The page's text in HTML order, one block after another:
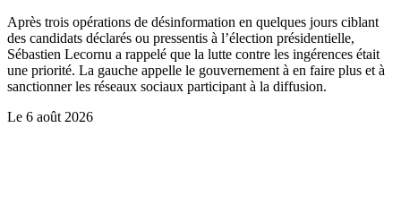
Après trois opérations de désinformation en quelques jours ciblant
des candidats déclarés ou pressentis à l’élection présidentielle,
Sébastien Lecornu a rappelé que la lutte contre les ingérences était
une priorité. La gauche appelle le gouvernement à en faire plus et à
sanctionner les réseaux sociaux participant à la diffusion.
Le 6 août 2026